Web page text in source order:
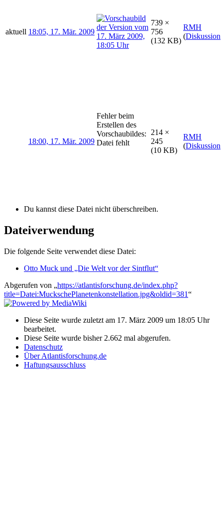
aktuell 18:05, 17. Mär. 2009
739 ×
756
(132 KB)
RMH
(Diskussion
18:00, 17. Mär. 2009
Fehler beim
Erstellen des
Vorschaubildes:
Datei fehlt
214 ×
245
(10 KB)
RMH
(Diskussion
Du kannst diese Datei nicht überschreiben.
Dateiverwendung
Die folgende Seite verwendet diese Datei:
Otto Muck und „Die Welt vor der Sintflut“
Abgerufen von „https://atlantisforschung.de/index.php?
title=Datei:MuckschePlanetenkonstellation.jpg&oldid=381“
Diese Seite wurde zuletzt am 17. März 2009 um 18:05 Uhr
bearbeitet.
Diese Seite wurde bisher 2.662 mal abgerufen.
Datenschutz
Über Atlantisforschung.de
Haftungsausschluss